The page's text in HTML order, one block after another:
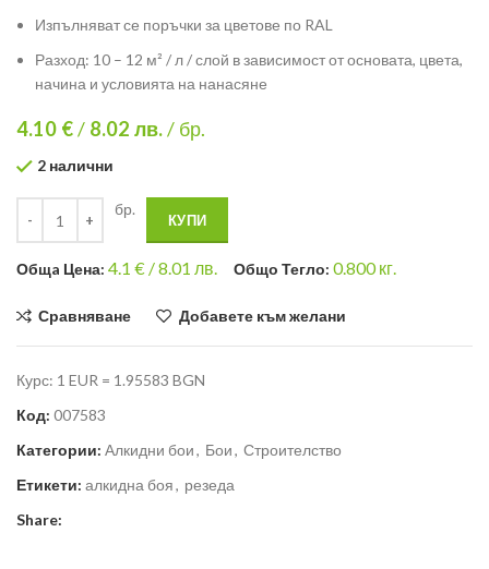
Изпълняват се поръчки за цветове по RAL
Разход: 10 – 12 м² / л / слой в зависимост от основата, цвета,
начина и условията на нанасяне
4.10 €/ 8.02 лв./ бр.
2 налични
бр.
КУПИ
Общa Цена: 4.1 € /8.01 лв. Общо Тегло: 0.800кг.
Сравняване Добавете към желани
Курс: 1 EUR = 1.95583 BGN
Код: 007583
Категории: Алкидни бои, Бои, Строителство
Етикети: алкидна боя, резеда
Share: